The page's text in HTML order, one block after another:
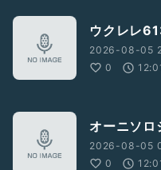
ウクレレ
2026-08-05
0
オーニソ
2026-08-05
0